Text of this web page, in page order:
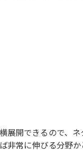
開できるので、
常に伸びる分野か